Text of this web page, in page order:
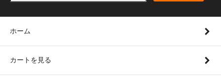
ホーム
カートを見る